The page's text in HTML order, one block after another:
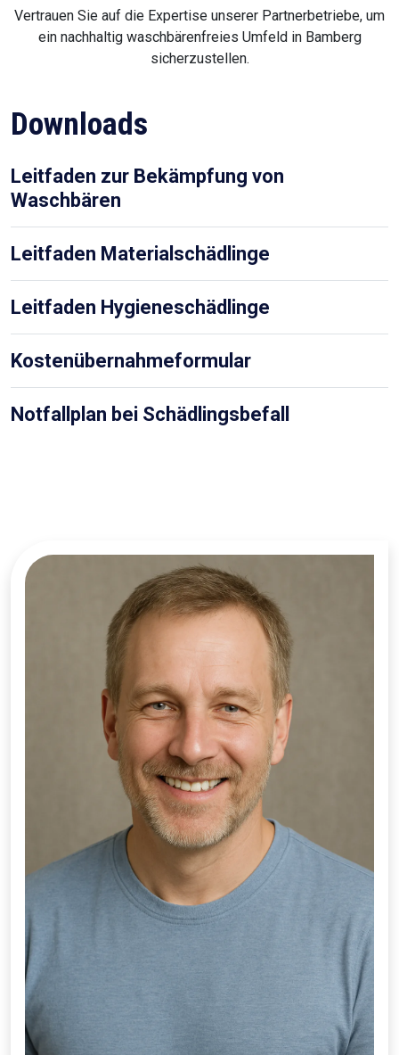
Vertrauen Sie auf die Expertise unserer Partnerbetriebe, um
ein nachhaltig waschbärenfreies Umfeld in Bamberg
sicherzustellen.
Downloads
Leitfaden zur Bekämpfung von
Waschbären
Leitfaden Materialschädlinge
Leitfaden Hygieneschädlinge
Kostenübernahmeformular
Notfallplan bei Schädlingsbefall